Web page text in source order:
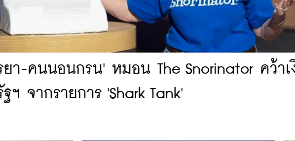
า-คนนอนกรน' หมอน The Snorinator คว้าเ
ฯ จากรายการ 'Shark Tank'